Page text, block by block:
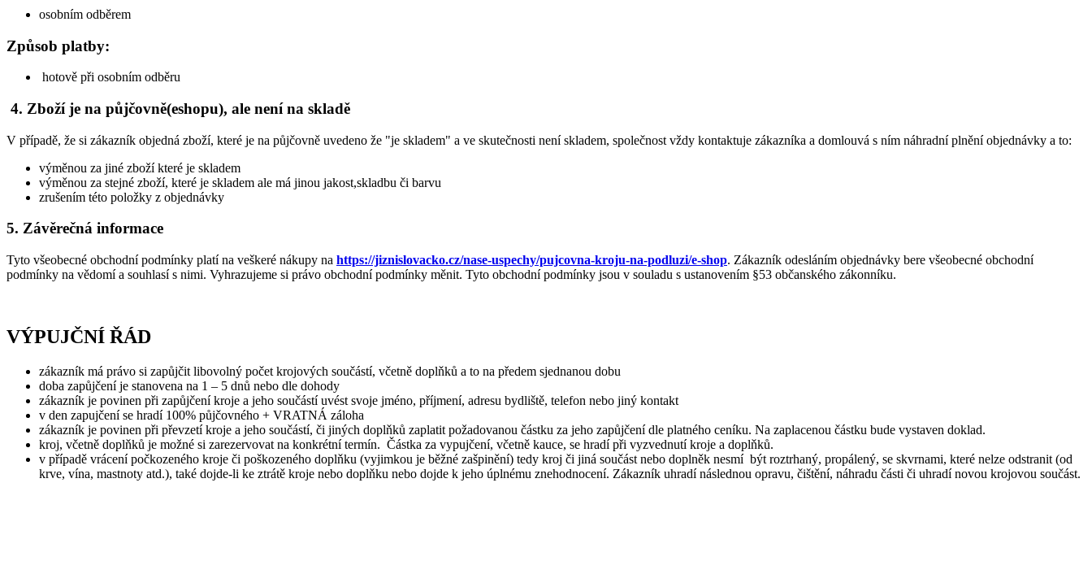
osobním odběrem
Způsob platby:
hotově při osobním odběru
4. Zboží je na půjčovně(eshopu), ale není na skladě
V případě, že si zákazník objedná zboží, které je na půjčovně uvedeno že "je skladem" a ve skutečnosti není skladem, společnost vždy kontaktuje zákazníka a domlouvá s ním náhradní plnění objednávky a to:
výměnou za jiné zboží které je skladem
výměnou za stejné zboží, které je skladem ale má jinou jakost,skladbu či barvu
zrušením této položky z objednávky
5. Závěrečná informace
Tyto všeobecné obchodní podmínky platí na veškeré nákupy na https://jiznislovacko.cz/nase-uspechy/pujcovna-kroju-na-podluzi/e-shop. Zákazník odesláním objednávky bere všeobecné obchodní
podmínky na vědomí a souhlasí s nimi. Vyhrazujeme si právo obchodní podmínky měnit. Tyto obchodní podmínky jsou v souladu s ustanovením §53 občanského zákonníku.
VÝPUJČNÍ ŘÁD
zákazník má právo si zapůjčit libovolný počet krojových součástí, včetně doplňků a to na předem sjednanou dobu
doba zapůjčení je stanovena na 1 – 5 dnů nebo dle dohody
zákazník je povinen při zapůjčení kroje a jeho součástí uvést svoje jméno, příjmení, adresu bydliště, telefon nebo jiný kontakt
v den zapujčení se hradí 100% půjčovného + VRATNÁ záloha
zákazník je povinen při převzetí kroje a jeho součástí, či jiných doplňků zaplatit požadovanou částku za jeho zapůjčení dle platného ceníku. Na zaplacenou částku bude vystaven doklad.
kroj, včetně doplňků je možné si zarezervovat na konkrétní termín. Částka za vypujčení, včetně kauce, se hradí při vyzvednutí kroje a doplňků.
v případě vrácení počkozeného kroje či poškozeného doplňku (vyjimkou je běžné zašpinění) tedy kroj či jiná součást nebo doplněk nesmí být roztrhaný, propálený, se skvrnami, které nelze odstranit (od
krve, vína, mastnoty atd.), také dojde-li ke ztrátě kroje nebo doplňku nebo dojde k jeho úplnému znehodnocení. Zákazník uhradí následnou opravu, čištění, náhradu části či uhradí novou krojovou součást.